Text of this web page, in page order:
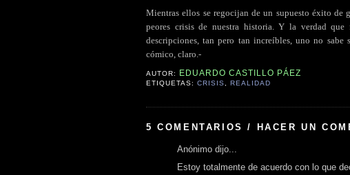
Mientras ellos se regocijan de un supuesto éxito de
peores crisis de nuestra historia. Y la verdad que
descripciones, tan pero tan increíbles, uno no sabe
cómico, claro.-
AUTOR: EDUARDO CASTILLO PÁEZ
ETIQUETAS:CRISIS ,REALIDAD
5 COMENTARIOS / HACER UN
Anónimo dijo...
Estoy totalmente de acuerdo con lo que